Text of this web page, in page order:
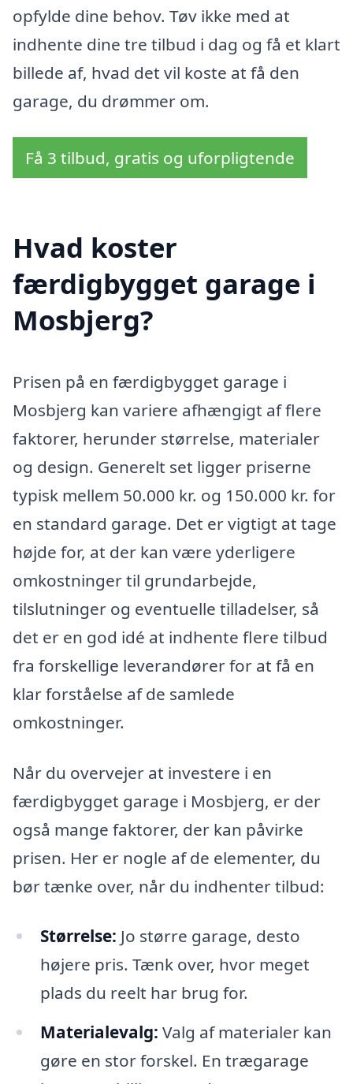
opfylde dine behov. Tøv ikke med at
indhente dine tre tilbud i dag og få et klart
billede af, hvad det vil koste at få den
garage, du drømmer om.
Få 3 tilbud, gratis og uforpligtende
Hvad koster
færdigbygget garage i
Mosbjerg?
Prisen på en færdigbygget garage i
Mosbjerg kan variere afhængigt af flere
faktorer, herunder størrelse, materialer
og design. Generelt set ligger priserne
typisk mellem 50.000 kr. og 150.000 kr. for
en standard garage. Det er vigtigt at tage
højde for, at der kan være yderligere
omkostninger til grundarbejde,
tilslutninger og eventuelle tilladelser, så
det er en god idé at indhente flere tilbud
fra forskellige leverandører for at få en
klar forståelse af de samlede
omkostninger.
Når du overvejer at investere i en
færdigbygget garage i Mosbjerg, er der
også mange faktorer, der kan påvirke
prisen. Her er nogle af de elementer, du
bør tænke over, når du indhenter tilbud:
Størrelse: Jo større garage, desto
højere pris. Tænk over, hvor meget
plads du reelt har brug for.
Materialevalg: Valg af materialer kan
gøre en stor forskel. En trægarage